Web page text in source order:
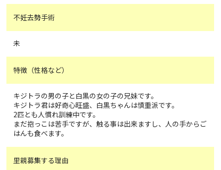
不妊去勢手術
未
特徴（性格など）
キジトラの男の子と白黒の女の子の兄妹です。
キジトラ君は好奇心旺盛、白黒ちゃんは慎重派です。
2匹とも人慣れ訓練中です。
まだ抱っこは苦手ですが、触る事は出来ますし、人の手からご
はんも食べます。
里親募集する理由